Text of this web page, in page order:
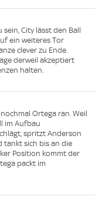
City lässt den Ball
ein weiteres Tor
clever zu Ende.
derweil akzeptiert
halten.
Ortega ran. Weil
im Aufbau
spritzt Anderson
tankt sich bis an die
Position kommt der
packt im